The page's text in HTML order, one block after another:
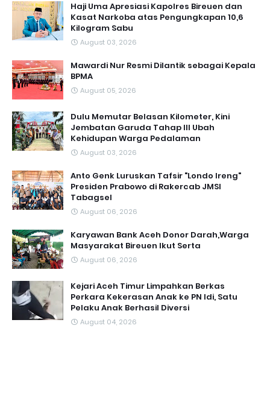
Haji Uma Apresiasi Kapolres Bireuen dan
Kasat Narkoba atas Pengungkapan 10,6
Kilogram Sabu
August 03, 2026
Mawardi Nur Resmi Dilantik sebagai Kepala
BPMA
August 05, 2026
Dulu Memutar Belasan Kilometer, Kini
Jembatan Garuda Tahap III Ubah
Kehidupan Warga Pedalaman ‎
August 03, 2026
Anto Genk Luruskan Tafsir "Londo Ireng"
Presiden Prabowo di Rakercab JMSI
Tabagsel
August 06, 2026
Karyawan Bank Aceh Donor Darah,Warga
Masyarakat Bireuen Ikut Serta
August 06, 2026
Kejari Aceh Timur Limpahkan Berkas
Perkara Kekerasan Anak ke PN Idi, Satu
Pelaku Anak Berhasil Diversi
August 04, 2026